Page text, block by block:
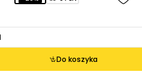
Do koszyka